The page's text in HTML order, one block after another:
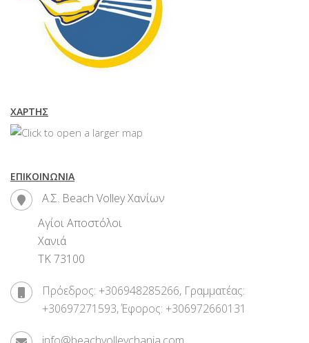
ΧΆΡΤΗΣ
ΕΠΙΚΟΙΝΩΝΊΑ
Α.Σ. Beach Volley Χανίων
Αγίοι Αποστόλοι
Χανιά
ΤΚ 73100
Πρόεδρος: +306948285266, Γραμματέας:
+30697271593, Έφορος: +306972660131